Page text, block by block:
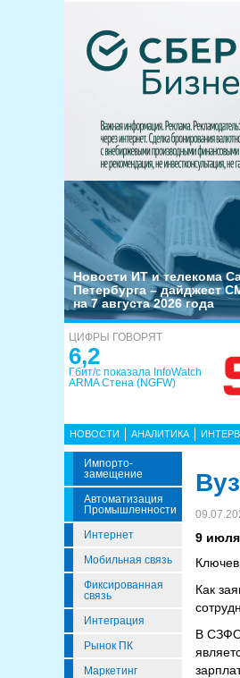
Новости ИТ и телекома
Петербурга – дайджест
на 7 августа 2026 года
ЦИФРЫ ГОВОРЯТ
6,2
Гбит/с показала InfoWatch
ARMA Стена (NGFW)
НОВОСТИ АНАЛИТИКА
Импорто­
Замещение
Автоматизация
Промышленности
Интернет
Мобильная связь
Фиксированная
связь
Интеграция
Рынок ПК
Маркетинг
9 июля
Как
В СЗФО